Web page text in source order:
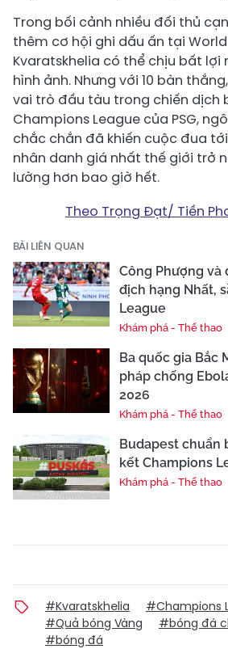
Trong bối cảnh nhiều đối thủ
thêm cơ hội ghi dấu ấn tại
Kvaratskhelia có thể chịu bất lợi
hình ảnh. Nhưng với 10 bàn
vai trò đầu tàu trong chiến dịch
Champions League của PSG,
chắc chắn đã khiến cuộc đua
nhân danh giá nhất thế giới trở
lường hơn bao giờ hết.
Theo Trọng Đạt/ Tiền
BÀI LIÊN QUAN
Công Phượng và
địch hạng Nhất,
League
Khám phá - Thể thao
Ba quốc gia Bắc
pháp chống
2026
Khám phá - Thể thao
Budapest chuẩn
kết Champions
Khám phá - Thể thao
#Kvaratskhelia #Champions
#Quả bóng Vàng
#bóng đá
#bóng đá